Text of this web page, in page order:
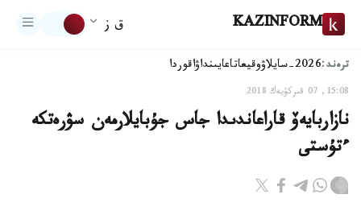
KAZINFORM ق ز
ترەند:2026-سايلاۋ وقيعاتاعايىنداۋاقوردا
15:08, 07 قىركۇيەك 2018
نازاربايەۆ قاراعاندىدا جاس جۇبايلارمەن سۋرەتكە
ءتۇستى